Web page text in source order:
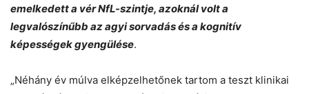
emelkedett a vér NfL-szintje, azoknál volt a
legvalószínűbb az agyi sorvadás és a kognitív
képességek gyengülése.
„Néhány év múlva elképzelhetőnek tartom a teszt klinikai